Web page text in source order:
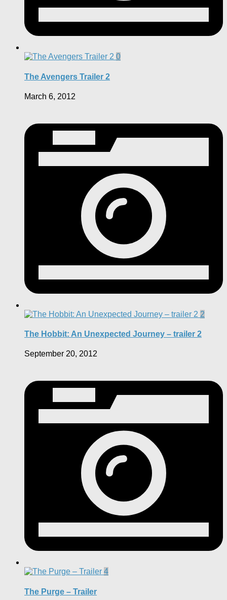
0
The Avengers Trailer 2
March 6, 2012
2
The Hobbit: An Unexpected Journey – trailer 2
September 20, 2012
4
The Purge – Trailer